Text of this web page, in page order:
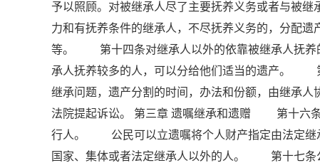
予以照顾。对被继承人尽了主要抚养义务或者与
力和有抚养条件的继承人，不尽抚养义务的，分
等。 第十四条对继承人以外的依靠被继承人抚养
承人抚养较多的人，可以分给他们适当的遗产。
继承问题，遗产分割的时间，办法和份额，由继承
法院提起诉讼。 第三章 遗嘱继承和遗赠 第十六条
行人。 公民可以立遗嘱将个人财产指定由法定
国家、集体或者法定继承人以外的人。 第十七